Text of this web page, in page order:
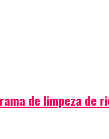
de limpeza de